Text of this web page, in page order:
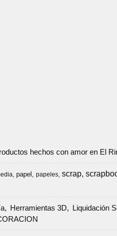
hechos con amor en El
papel papeles scrap
Herramientas 3D Liquidación